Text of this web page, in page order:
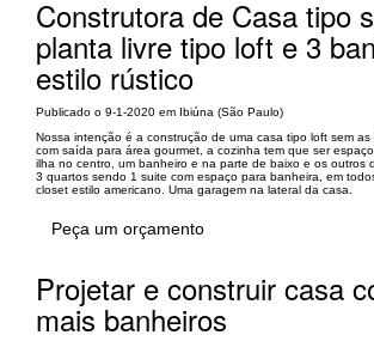
Construtora de Casa tipo
planta livre tipo loft e 3
estilo rústico
Publicado o 9-1-2020 em Ibiúna (São Paulo)
Nossa intenção é a construção de uma casa tipo loft sem as
com saída para área gourmet, a cozinha tem que ser
ilha no centro, um banheiro e na parte de baixo e os outros
3 quartos sendo 1 suite com espaço para banheira, em
closet estilo americano. Uma garagem na lateral da casa.
Peça um orçamento
Projetar e construir casa
mais banheiros